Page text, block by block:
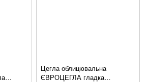
Цегла облицювальна
ЄВРОЦЕГЛА гладка